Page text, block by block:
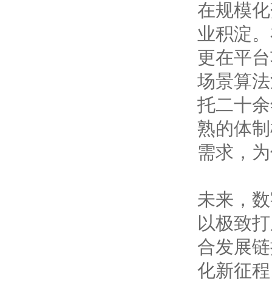
在规模
业积淀
更在平
场景算
托二十
熟的体
需求，
未来，
以极致
合发展
化新征